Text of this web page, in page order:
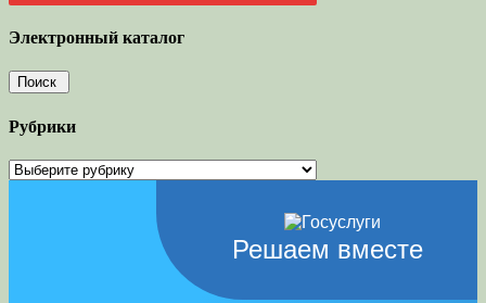
Электронный каталог
Рубрики
Рубрики
Решаем вместе